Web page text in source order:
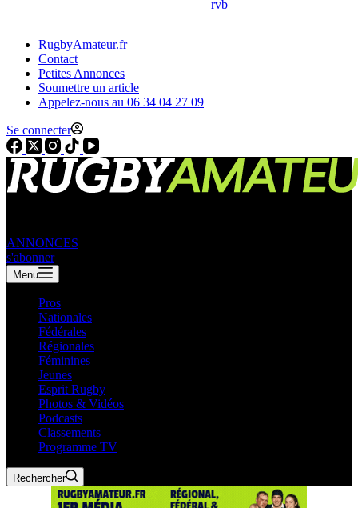
RugbyAmateur.fr
Contact
Petites Annonces
Soumettre un article
Appelez-nous au 06 34 04 27 09
Se connecter
ANNONCES
s'abonner
Menu
Pros
Nationales
Fédérales
Régionales
Féminines
Jeunes
Esprit Rugby
Photos & Vidéos
Podcasts
Classements
Programme TV
Rechercher